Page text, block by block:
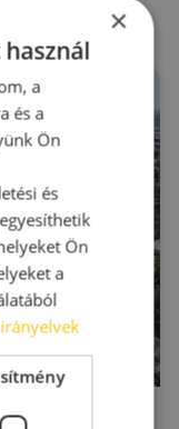
×
a
és a
Ön
és
Ön
a